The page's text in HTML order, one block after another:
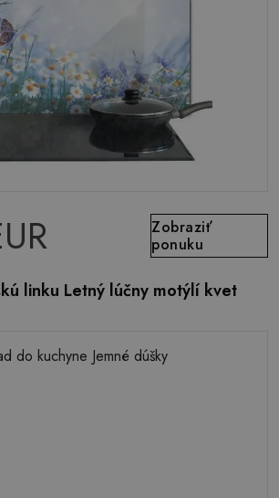
Zobraziť
ponuku
linku Letný lúčny motýlí kvet